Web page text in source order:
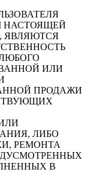
НАСТОЯЩЕЙ
ЯВЛЯЮТСЯ
ИЛИ
ПРОДАЖИ
ЛИБО
РЕМОНТА
В